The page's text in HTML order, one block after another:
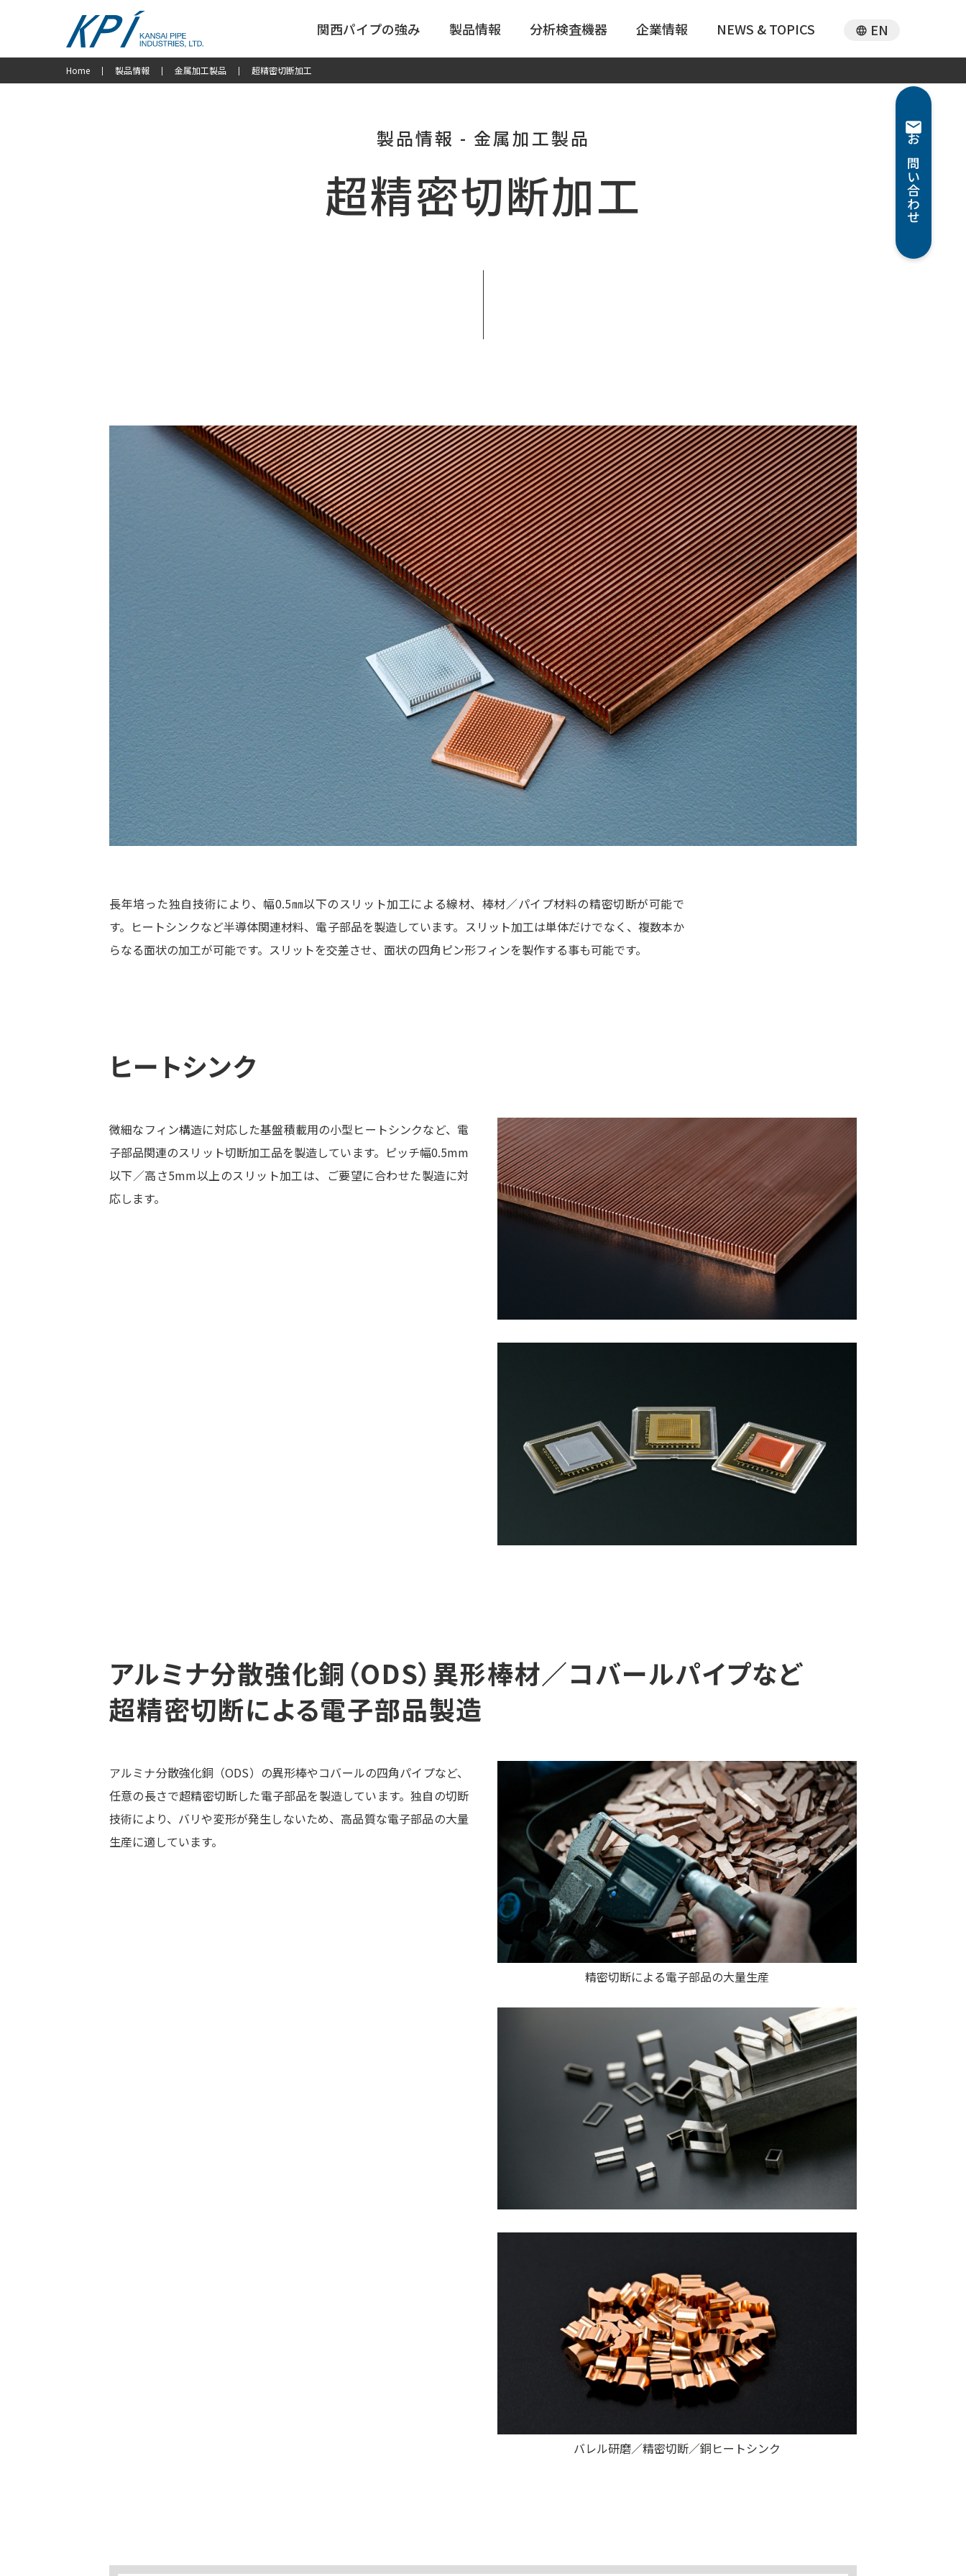
関西パイプの強み 製品情報 分析検査機器 企業情報 NEWS & TOPICS EN
お問い合わせ
Home | 製品情報 | 金属加工製品 | 超精密切断加工
製品情報 金属加工製品
超精密切断加工
長年培った独自技術により、幅0.5㎜以下のスリット加工による線材、棒材／パイプ材料の精密切断が可能で
す。ヒートシンクなど半導体関連材料、電子部品を製造しています。スリット加工は単体だけでなく、複数本か
らなる面状の加工が可能です。スリットを交差させ、面状の四角ピン形フィンを製作する事も可能です。
ヒートシンク
微細なフィン構造に対応した基盤積載用の小型ヒートシンクなど、電
子部品関連のスリット切断加工品を製造しています。ピッチ幅0.5mm
以下／高さ5mm以上のスリット加工は、ご要望に合わせた製造に対
応します。
アルミナ分散強化銅（ODS）異形棒材／コバールパイプなど
超精密切断による電子部品製造
アルミナ分散強化銅（ODS）の異形棒やコバールの四角パイプなど、
任意の長さで超精密切断した電子部品を製造しています。独自の切断
技術により、バリや変形が発生しないため、高品質な電子部品の大量
生産に適しています。
精密切断による電子部品の大量生産
バレル研磨／精密切断／銅ヒートシンク